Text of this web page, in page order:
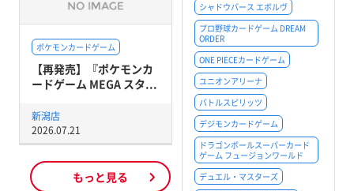
シャドウバース エボルヴ
プロ野球カードゲーム DREAM
ORDER
ONE PIECEカードゲーム
ユニオンアリーナ
バトルスピリッツ
デジモンカードゲーム
ドラゴンボールスーパーカード
ゲーム フュージョンワールド
デュエル・マスターズ
ポケモンカードゲーム
【再発売】『ポケモンカ
ードゲーム MEGA スタ...
新潟店
2026.07.21
もっと見る